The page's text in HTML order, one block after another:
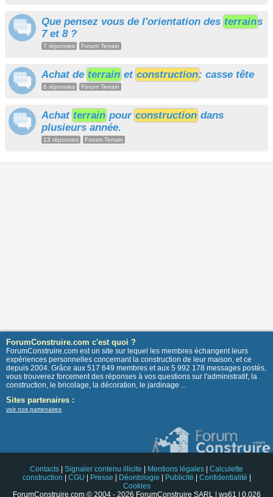
Que pensez vous de l'orientation des terrains
7 et 8 ?
7 réponses Forum Terrain
Achat de terrain et construction: casse tête
6 réponses Forum Terrain
Achat terrain pour construction dans
plusieurs année.
13 réponses Forum Terrain
ForumConstruire.com c'est quoi ?
ForumConstruire.com est un site sur lequel les membres échangent leurs
expériences personnelles concernant la construction de leur maison, et ce
depuis 2004. Grâce aux 517 649 membres et aux 5 992 178 messages postés,
vous trouverez forcement des réponses à vos questions sur l'administratif, la
construction, le bricolage, la décoration, le jardinage ...
Sites partenaires :
voir nos partenaires
Contacts Signaler contenu illicite Mentions légales
Calculette
construction
CGU Presse Déontologie Publicité Confidentialité
Cookies
ForumConstruire.com © 2004 - 2026 ForumConstruire SARL | ws61 | 0.026